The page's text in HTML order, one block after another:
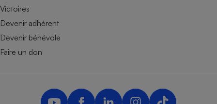
Victoires
Devenir adhérent
Devenir bénévole
Faire un don